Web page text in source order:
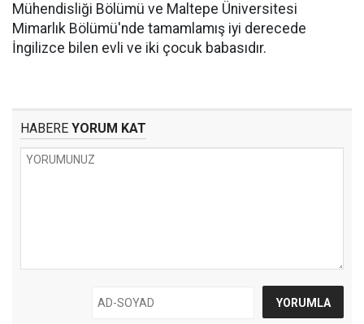
Mühendisliği Bölümü ve Maltepe Üniversitesi
Mimarlık Bölümü'nde tamamlamış iyi derecede
İngilizce bilen evli ve iki çocuk babasıdır.
HABERE YORUM KAT